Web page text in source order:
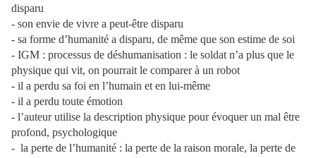
disparu
- son envie de vivre a peut-être disparu
- sa forme d’humanité a disparu, de même que son estime de soi
- IGM : processus de déshumanisation : le soldat n’a plus que le
physique qui vit, on pourrait le comparer à un robot
- il a perdu sa foi en l’humain et en lui-même
- il a perdu toute émotion
- l’auteur utilise la description physique pour évoquer un mal être
profond, psychologique
- la perte de l’humanité : la perte de la raison morale, la perte de